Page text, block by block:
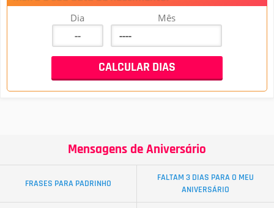
Dia Mês
Mensagens de Aniversário
FRASES PARA PADRINHO
FALTAM 3 DIAS PARA O MEU
ANIVERSÁRIO